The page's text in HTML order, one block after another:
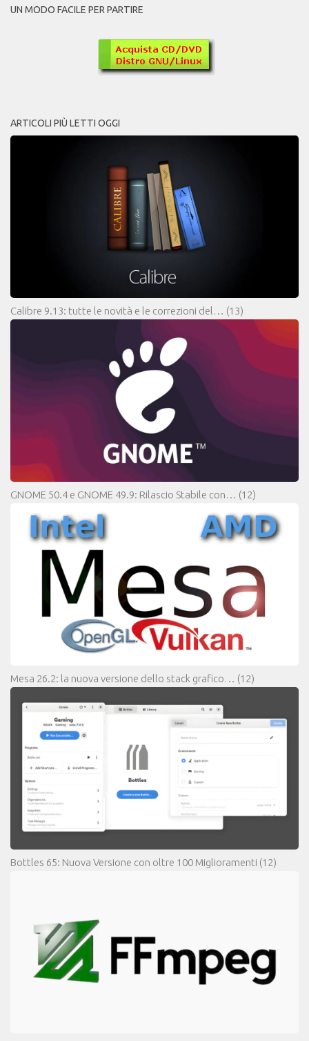
UN MODO FACILE PER PARTIRE
ARTICOLI PIÙ LETTI OGGI
Calibre 9.13: tutte le novità e le correzioni del… (13)
GNOME 50.4 e GNOME 49.9: Rilascio Stabile con… (12)
Mesa 26.2: la nuova versione dello stack grafico… (12)
Bottles 65: Nuova Versione con oltre 100 Miglioramenti (12)